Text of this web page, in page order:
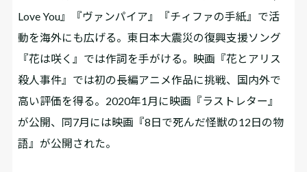
Love You』『ヴァンパイア』『チィファの手紙』で活
動を海外にも広げる。東日本大震災の復興支援ソング
『花は咲く』では作詞を手がける。映画『花とアリス
殺人事件』では初の長編アニメ作品に挑戦、国内外で
高い評価を得る。2020年1月に映画『ラストレター』
が公開、同7月には映画『8日で死んだ怪獣の12日の物
語』が公開された。